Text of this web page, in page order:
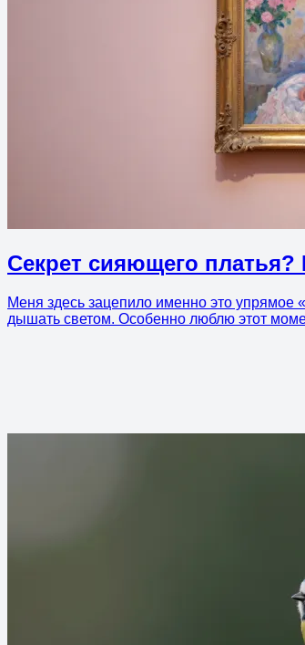
Секрет сияющего платья?
Меня здесь зацепило именно это упрямое
дышать светом. Особенно люблю этот